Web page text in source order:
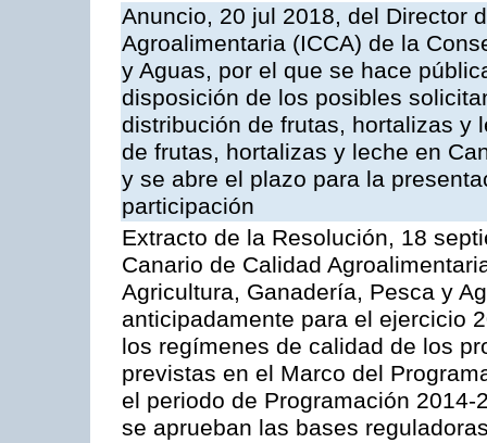
Anuncio, 20 jul 2018, del Director
Agroalimentaria (ICCA) de la
y Aguas, por el que se hace
disposición de los posibles
distribución de frutas, hortalizas y
de frutas, hortalizas y leche en
y se abre el plazo para la
participación
Extracto de la Resolución, 18
Canario de Calidad
Agricultura, Ganadería, Pesca y
anticipadamente para el ejercicio
los regímenes de calidad de los
previstas en el Marco del
el periodo de Programación
se aprueban las bases